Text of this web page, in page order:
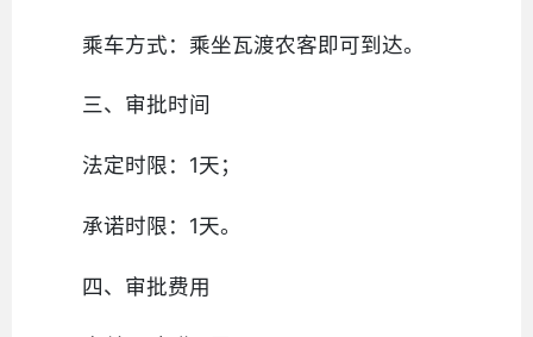
乘车方式：乘坐瓦渡农客即可到达。
三、审批时间
法定时限：1天；
承诺时限：1天。
四、审批费用